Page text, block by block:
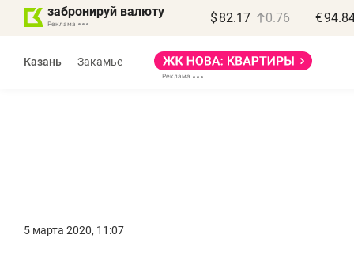
забронируй валюту $ 82.17 0.76 €
Казань Закамье
5 марта 2020, 11:07